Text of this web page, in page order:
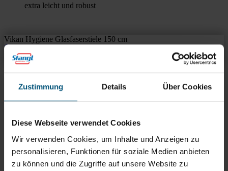
Zustimmung Details Über Cookies
Diese Webseite verwendet Cookies
Wir verwenden Cookies, um Inhalte und Anzeigen zu
personalisieren, Funktionen für soziale Medien anbieten
zu können und die Zugriffe auf unsere Website zu
extra leicht und robust
Vikan Hygiene Glasfaserstiele 150 cm
Übersicht
Rein aus Prinzip.